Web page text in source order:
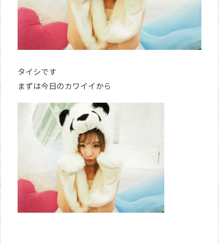
タイシです
まずは今日のカワイイから